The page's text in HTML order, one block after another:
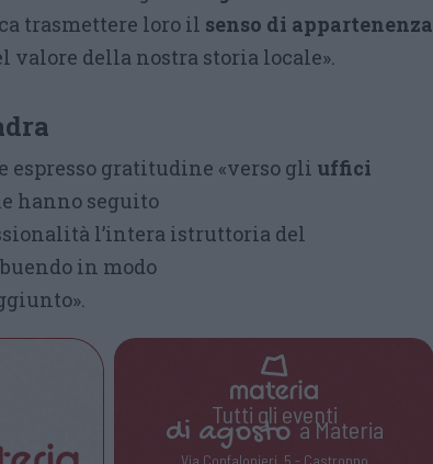
trasmettere loro il senso di appartenenza
valore della nostra storia locale».
gratitudine «verso gli uffici
hanno seguito
l’intera istruttoria del
in modo
Tutti gli eventi
di agostoa Materia